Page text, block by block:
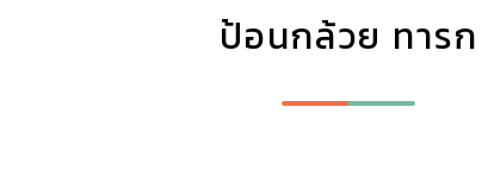
ป้อนกล้วย ทารก